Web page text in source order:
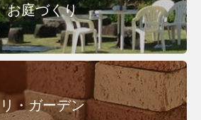
お庭づくり
リ・ガーデン